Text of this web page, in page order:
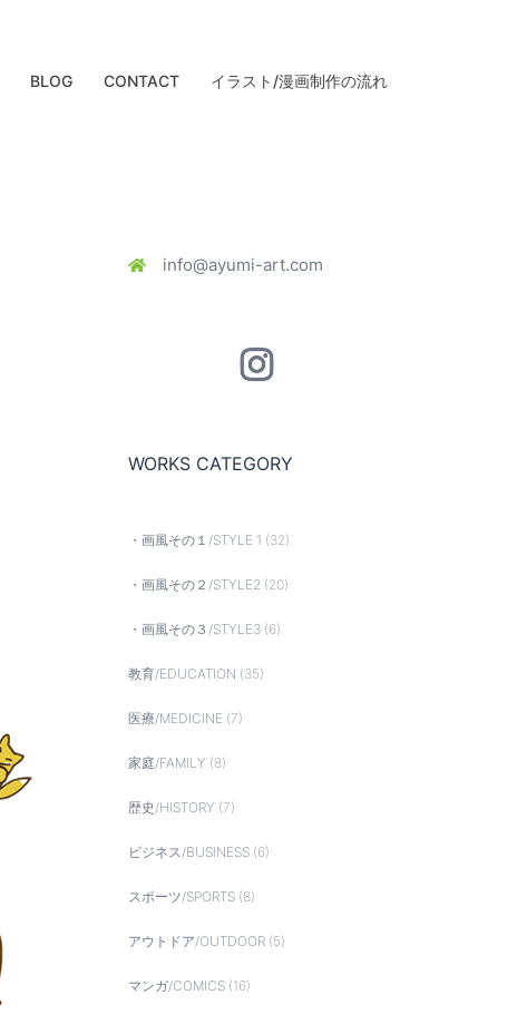
BLOG CONTACT イラスト/漫画制作の流れ
info@ayumi-art.com
Instagram
WORKS CATEGORY
・画風その１/STYLE 1 (32)
・画風その２/STYLE2(20)
・画風その３/STYLE3(6)
教育/EDUCATION (35)
医療/MEDICINE (7)
家庭/FAMILY (8)
歴史/HISTORY (7)
ビジネス/BUSINESS(6)
スポーツ/SPORTS(8)
アウトドア/OUTDOOR(5)
マンガ/COMICS(16)